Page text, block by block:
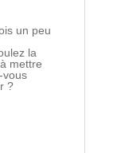
un peu
la
mettre
vous
?